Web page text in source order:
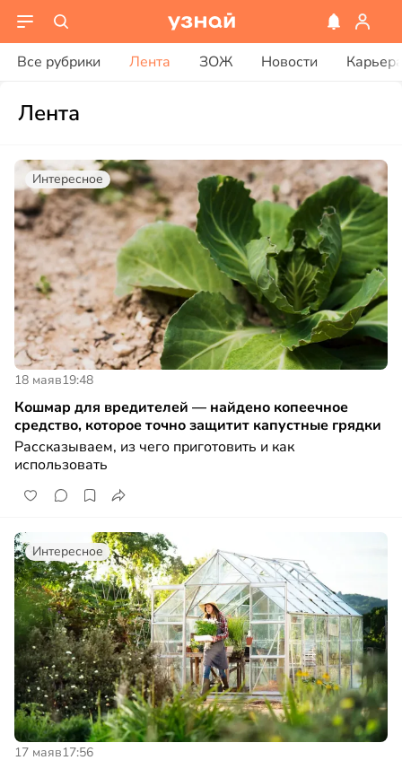
Все рубрики Лента ЗОЖ Новости
Лента
Интересное
18 маяв19:48
Кошмар для вредителей — найдено копеечное
средство, которое точно защитит капустные грядки
Рассказываем, из чего приготовить и как
использовать
Интересное
17 маяв17:56